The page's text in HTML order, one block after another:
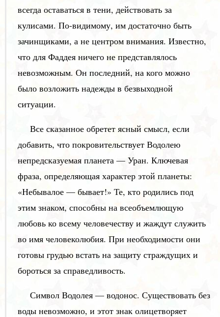
всегда оставаться в тени, действовать за
кулисами. По-видимому, им достаточно быть
зачинщиками, а не центром внимания. Известно,
что для Фаддея ничего не представлялось
невозможным. Он последний, на кого можно
было возложить надежды в безвыходной
ситуации.
Все сказанное обретет ясный смысл, если
добавить, что покровительствует Водолею
непредсказуемая планета — Уран. Ключевая
фраза, определяющая характер этой планеты:
«Небывалое — бывает!» Те, кто родились под
этим знаком, способны на всеобъемлющую
любовь ко всему человечеству и жаждут служить
во имя человеколюбия. При необходимости они
готовы грудью встать на защиту страждущих и
бороться за справедливость.
Символ Водолея — водонос. Существовать без
воды невозможно, и этот знак олицетворяет